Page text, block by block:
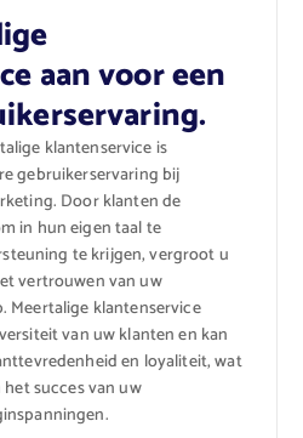
aan voor een
klantenservice is
gebruikerservaring bij
Door klanten de
in hun eigen taal te
te krijgen, vergroot u
vertrouwen van uw
Meertalige klantenservice
van uw klanten en kan
en loyaliteit, wat
succes van uw